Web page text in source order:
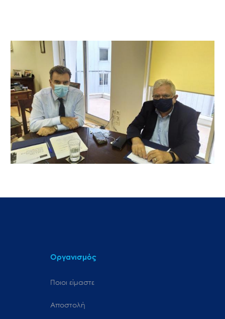
Οργανισμός
Ποιοι είμαστε
Αποστολή